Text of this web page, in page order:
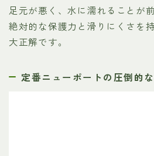
足元が悪く、水に濡れることが
絶対的な保護力と滑りにくさを
大正解です。
定番ニューポートの圧倒的